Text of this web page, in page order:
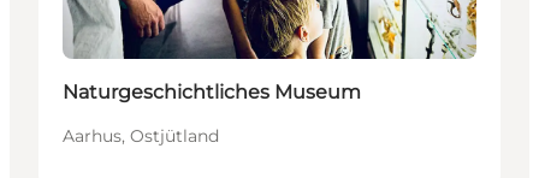
Naturgeschichtliches Museum
Aarhus, Ostjütland